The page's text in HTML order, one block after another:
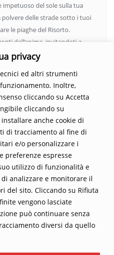
privacy
ed altri strumenti
Inoltre,
cliccando su Accetta
cliccando su
anche cookie di
di tracciamento al fine di
e/o personalizzare i
preferenze espresse
utilizzo di funzionalità e
analizzare e monitorare il
del sito. Cliccando su Rifiuta
vengono lasciate
può continuare senza
diversi da quello
impetuoso del sole sulla tua
polvere delle strade sotto i tuoi
le piaghe del Risorto.
dell’anima, invitandoti a
Scopri un mondo in cui
di immergerti in
il libro e lascia che la
Contatti
5 €, 10 €, 25 €… il tuo contributo